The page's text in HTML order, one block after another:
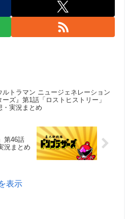
ルトラマン ニュージェネレーション
ーズ』第1話「ロストヒストリー」
・実況まとめ
第46話
況まとめ
表示